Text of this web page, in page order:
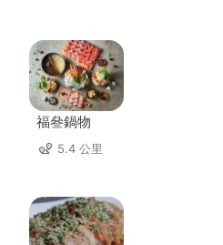
福叄鍋物
5.4 公里